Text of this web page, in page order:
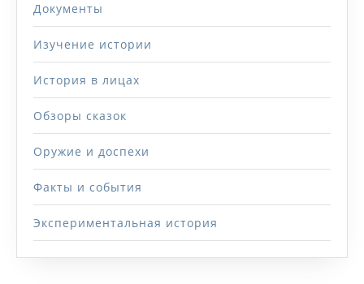
Документы
Изучение истории
История в лицах
Обзоры сказок
Оружие и доспехи
Факты и события
Экспериментальная история